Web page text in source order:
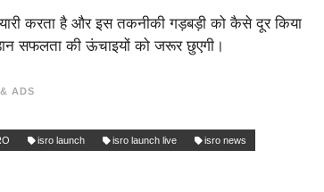
करता है और इस तकनीकी गड़बड़ी को कैसे दूर किया
सफलता की ऊंचाइयों को जरूर छुएगी।
ADS
isro launch isro launch live isro news